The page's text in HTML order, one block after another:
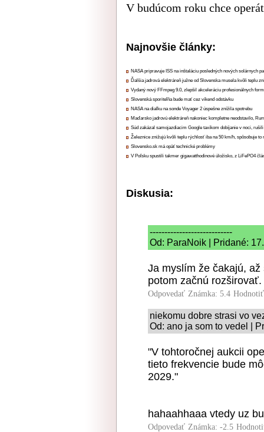
V budúcom roku chce
Najnovšie články:
NASA pripravuje ISS na inštaláciu posledných nových solárnych
Ďalšia jadrová elektráreň južne od Slovenska musela kvôli teplu
Vydaný nový FFmpeg 9.0, zlepšil akceleráciu profesionálnych
Slovenská sporiteľňa bude mať cez víkend odstávku
NASA na diaľku na sonde Voyager 2 úspešne znížila spotrebu
Maďarsko jadrovú elektráreň nakoniec kompletne neodstavilo,
Súd zakázal samojazdiacim Google taxíkom dobíjanie v noci,
Železnice znižujú kvôli teplu rýchlosť iba na 50 km/h, spôsobuje to
Slovensko.sk má opäť technické problémy
V Poľsku spustili takmer gigawatthodinové úložisko, z LiFePO4
Diskusia:
----------------------------
Od: ParaNoik | Pridané:
Ja myslím že čakajú,
potom začnú rozširovať.
Odpovedať Známka: 5.4
niekomu dobre strasi vo
Od: ano ja som to vedel |
"V tohtoročnej aukcii
tieto frekvencie bude
2029."
hahaahhaaa vtedy uz
Odpovedať Známka: -2.5